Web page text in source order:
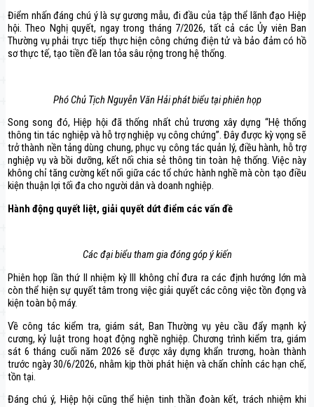
Điểm nhấn đáng chú ý là sự gương mẫu, đi đầu của tập thể lãnh đạo Hiệp
hội. Theo Nghị quyết, ngay trong tháng 7/2026, tất cả các Ủy viên Ban
Thường vụ phải trực tiếp thực hiện công chứng điện tử và bảo đảm có hồ
sơ thực tế, tạo tiền đề lan tỏa sâu rộng trong hệ thống.
Phó Chủ Tịch Nguyễn Văn Hải phát biểu tại phiên họp
Song song đó, Hiệp hội đã thống nhất chủ trương xây dựng “Hệ thống
thông tin tác nghiệp và hỗ trợ nghiệp vụ công chứng”. Đây được kỳ vọng sẽ
trở thành nền tảng dùng chung, phục vụ công tác quản lý, điều hành, hỗ trợ
nghiệp vụ và bồi dưỡng, kết nối chia sẻ thông tin toàn hệ thống. Việc này
không chỉ tăng cường kết nối giữa các tổ chức hành nghề mà còn tạo điều
kiện thuận lợi tối đa cho người dân và doanh nghiệp.
Hành động quyết liệt, giải quyết dứt điểm các vấn đề
Các đại biểu tham gia đóng góp ý kiến
Phiên họp lần thứ II nhiệm kỳ III không chỉ đưa ra các định hướng lớn mà
còn thể hiện sự quyết tâm trong việc giải quyết các công việc tồn đọng và
kiện toàn bộ máy.
Về công tác kiểm tra, giám sát, Ban Thường vụ yêu cầu đẩy mạnh kỷ
cương, kỷ luật trong hoạt động nghề nghiệp. Chương trình kiểm tra, giám
sát 6 tháng cuối năm 2026 sẽ được xây dựng khẩn trương, hoàn thành
trước ngày 30/6/2026, nhằm kịp thời phát hiện và chấn chỉnh các hạn chế,
tồn tại.
Đáng chú ý, Hiệp hội cũng thể hiện tinh thần đoàn kết, trách nhiệm khi